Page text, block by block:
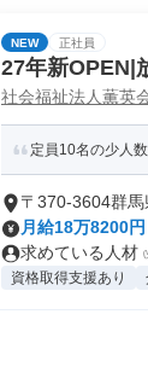
NEW 正社員
27年新OPEN|
社会福祉法人薫英
定員10名の少人
〒370-3604群
月給18万8200
求めている人材
資格取得支援あり